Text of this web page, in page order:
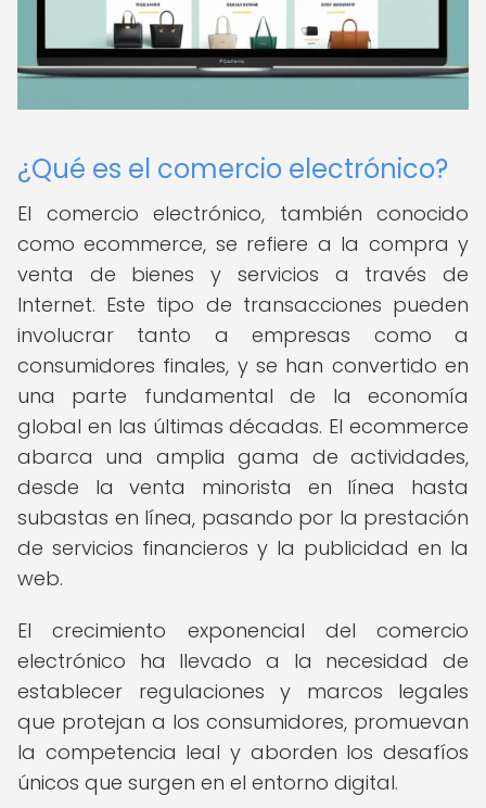
¿Qué es el comercio electrónico?
El comercio electrónico, también conocido
como ecommerce, se refiere a la compra y
venta de bienes y servicios a través de
Internet. Este tipo de transacciones pueden
involucrar tanto a empresas como a
consumidores finales, y se han convertido en
una parte fundamental de la economía
global en las últimas décadas. El ecommerce
abarca una amplia gama de actividades,
desde la venta minorista en línea hasta
subastas en línea, pasando por la prestación
de servicios financieros y la publicidad en la
web.
El crecimiento exponencial del comercio
electrónico ha llevado a la necesidad de
establecer regulaciones y marcos legales
que protejan a los consumidores, promuevan
la competencia leal y aborden los desafíos
únicos que surgen en el entorno digital.